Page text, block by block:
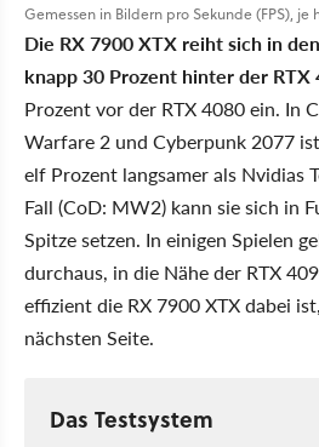
Gemessen in Bildern pro Sekunde (FPS), je
Die RX 7900 XTX reiht sich in
knapp 30 Prozent hinter der RTX
Prozent vor der RTX 4080 ein. In
Warfare 2 und Cyberpunk 2077
elf Prozent langsamer als Nvidias
Fall (CoD: MW2) kann sie sich in
Spitze setzen. In einigen Spielen
durchaus, in die Nähe der RTX
effizient die RX 7900 XTX dabei
nächsten Seite.
Das Testsystem